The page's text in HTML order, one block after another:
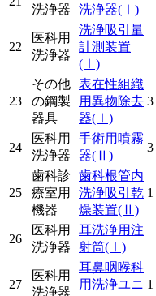
洗浄器
洗浄器(Ⅰ)
22
医科用
洗浄器
洗浄吸引量
計測装置
(Ⅰ)
23
その他
の鋼製
器具
表在性組織
用異物除去
器(Ⅰ)
3
24
医科用
洗浄器
手術用噴霧
器(Ⅱ)
3
25
歯科診
療室用
機器
歯科根管内
洗浄吸引乾
燥装置(Ⅱ)
1
26
医科用
洗浄器
耳洗浄用注
射筒(Ⅰ)
27
医科用
洗浄器
耳鼻咽喉科
用洗浄ユニ 1